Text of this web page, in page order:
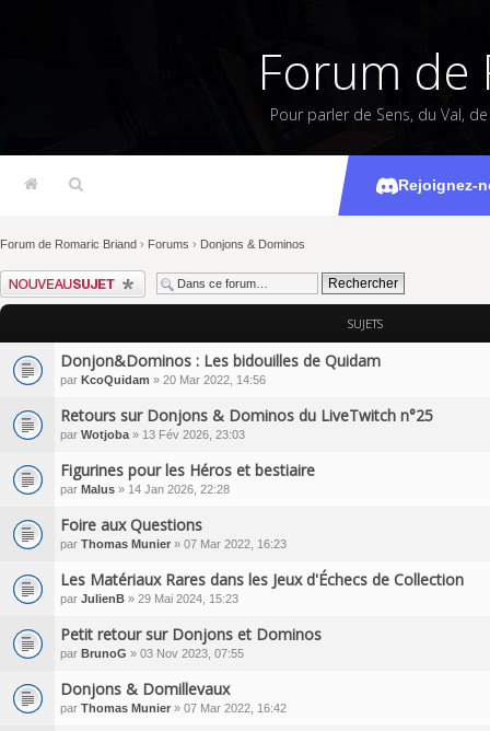
Forum de
Pour parler de Sens, du Val,
Rejoignez-
Forum de Romaric Briand › Forums › Donjons & Dominos
Écrire un nouveau sujet
SUJETS
Donjon&Dominos : Les bidouilles de Quidam
par KcoQuidam » 20 Mar 2022, 14:56
Retours sur Donjons & Dominos du LiveTwitch n°25
par Wotjoba » 13 Fév 2026, 23:03
Figurines pour les Héros et bestiaire
par Malus » 14 Jan 2026, 22:28
Foire aux Questions
par Thomas Munier » 07 Mar 2022, 16:23
Les Matériaux Rares dans les Jeux d'Échecs de Collection
par JulienB » 29 Mai 2024, 15:23
Petit retour sur Donjons et Dominos
par BrunoG » 03 Nov 2023, 07:55
Donjons & Domillevaux
par Thomas Munier » 07 Mar 2022, 16:42